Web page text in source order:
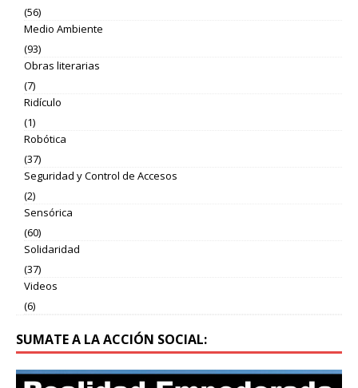
(56)
Medio Ambiente
(93)
Obras literarias
(7)
Ridículo
(1)
Robótica
(37)
Seguridad y Control de Accesos
(2)
Sensórica
(60)
Solidaridad
(37)
Videos
(6)
SUMATE A LA ACCIÓN SOCIAL: